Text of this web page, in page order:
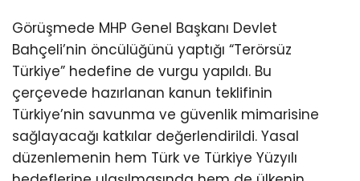
Görüşmede MHP Genel Başkanı Devlet
Bahçeli’nin öncülüğünü yaptığı “Terörsüz
Türkiye” hedefine de vurgu yapıldı. Bu
çerçevede hazırlanan kanun teklifinin
Türkiye’nin savunma ve güvenlik mimarisine
sağlayacağı katkılar değerlendirildi. Yasal
düzenlemenin hem Türk ve Türkiye Yüzyılı